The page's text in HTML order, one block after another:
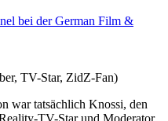
bei der German Film &
TV-Star, ZidZ-Fan)
war tatsächlich Knossi, den
TV-Star und Moderator